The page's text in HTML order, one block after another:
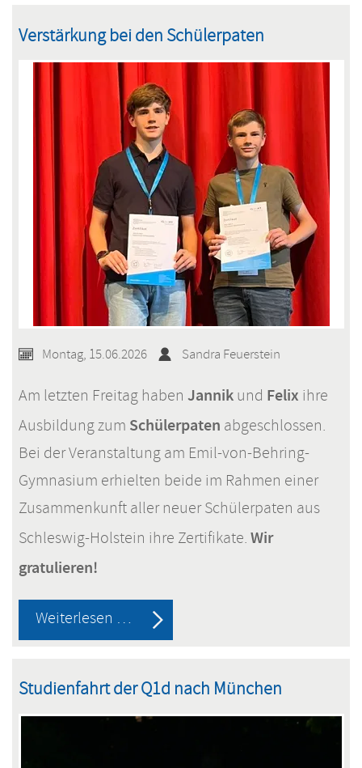
Verstärkung bei den Schülerpaten
Montag, 15.06.2026 Sandra Feuerstein
Am letzten Freitag haben Jannikund Felix ihre
Ausbildung zum Schülerpaten abgeschlossen.
Bei der Veranstaltung am Emil-von-Behring-
Gymnasium erhielten beide im Rahmen einer
Zusammenkunft aller neuer Schülerpaten aus
Schleswig-Holstein ihre Zertifikate.Wir
gratulieren!
Weiterlesen … Verstärkung
bei
Schülerpaten
Studienfahrt der Q1d nach München